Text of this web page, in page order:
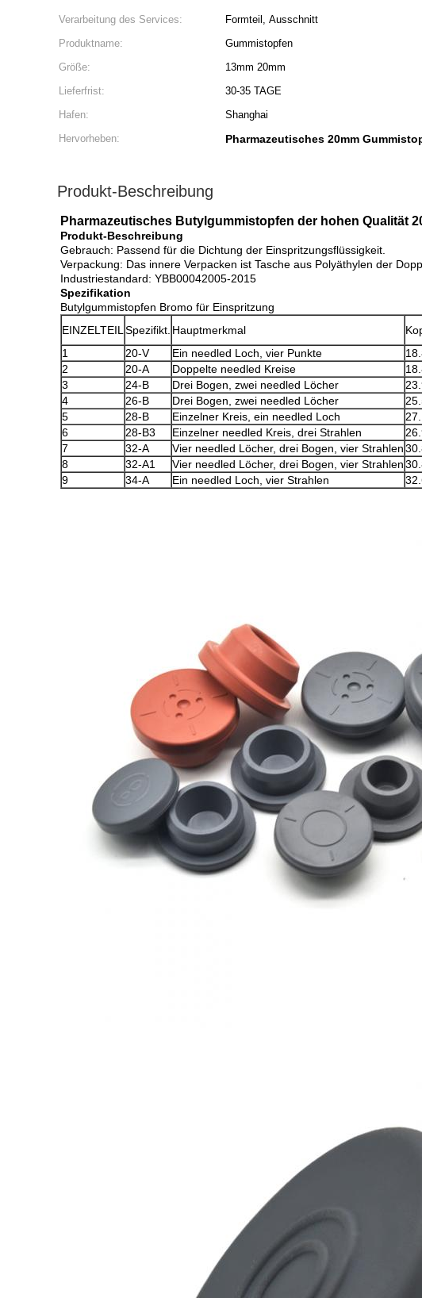
Verarbeitung des Services: Formteil, Ausschnitt
Produktname:
Gummistopfen
Größe:
13mm 20mm
Lieferfrist:
30-35 TAGE
Hafen:
Shanghai
Hervorheben:
Pharmazeutisches 20mm
Produkt-Beschreibung
Pharmazeutisches Butylgummistopfen der hohen Qualität
Produkt-Beschreibung
Gebrauch: Passend für die Dichtung der Einspritzungsflüssigkeit.
Verpackung: Das innere Verpacken ist Tasche aus Polyäthylen der
Industriestandard: YBB00042005-2015
Spezifikation
Butylgummistopfen Bromo für Einspritzung
EINZELTEIL Spezifikt. Hauptmerkmal
1
20-V Ein needled Loch, vier Punkte
2
20-A Doppelte needled Kreise
3
24-B Drei Bogen, zwei needled Löcher
4
26-B Drei Bogen, zwei needled Löcher
5
28-B Einzelner Kreis, ein needled Loch
6
28-B3 Einzelner needled Kreis, drei Strahlen
7
32-A Vier needled Löcher, drei Bogen, vier Strahlen
8
32-A1 Vier needled Löcher, drei Bogen, vier Strahlen
9
34-A Ein needled Loch, vier Strahlen